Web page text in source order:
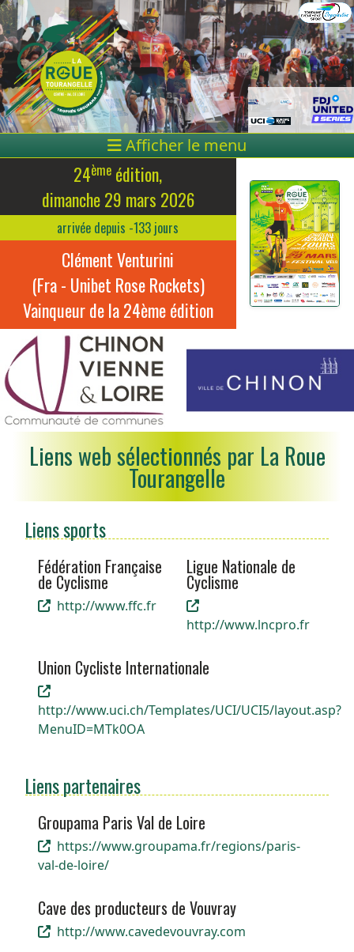
Afficher le menu
24ème édition,
dimanche 29 mars 2026
arrivée depuis -133 jours
Clément Venturini
(Fra - Unibet Rose Rockets)
Vainqueur de la 24ème édition
Liens web sélectionnés par La Roue
Tourangelle
Liens sports
Fédération Française
de Cyclisme
http://www.ffc.fr
Ligue Nationale de
Cyclisme
http://www.lncpro.fr
Union Cycliste Internationale
http://www.uci.ch/Templates/UCI/UCI5/layout.asp?
MenuID=MTk0OA
Liens partenaires
Groupama Paris Val de Loire
https://www.groupama.fr/regions/paris-
val-de-loire/
Cave des producteurs de Vouvray
http://www.cavedevouvray.com